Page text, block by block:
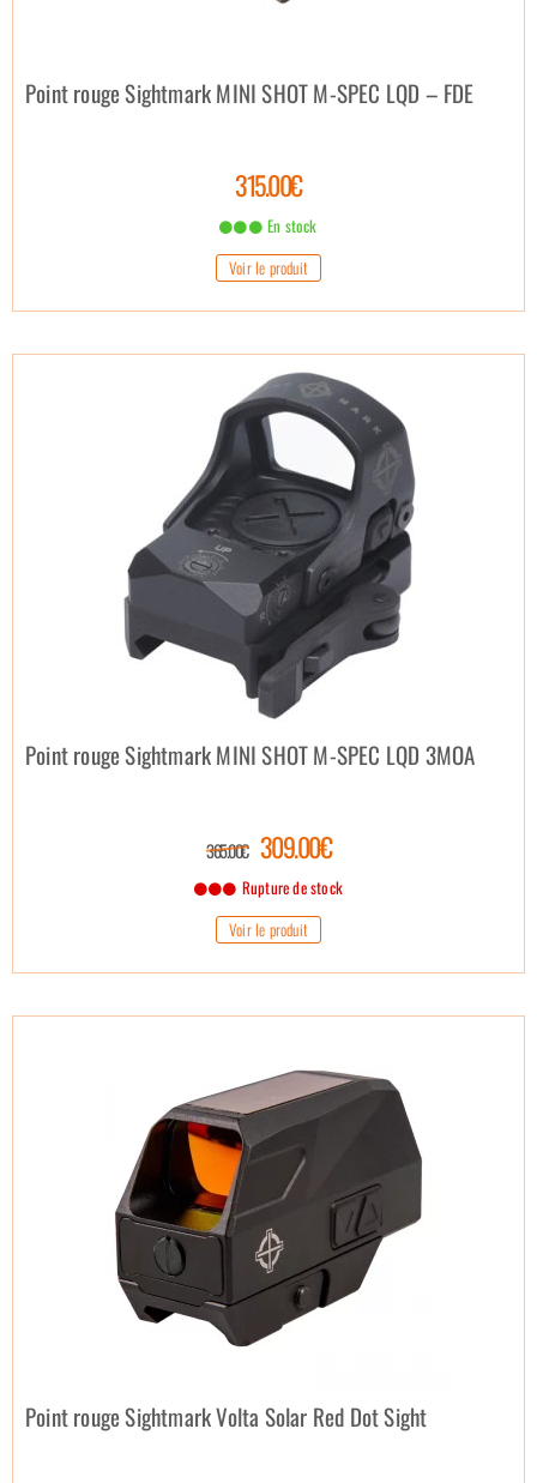
Point rouge Sightmark MINI SHOT M-SPEC LQD – FDE
315.00€
En stock
Voir le produit
Point rouge Sightmark MINI SHOT M-SPEC LQD 3MOA
365.00€ 309.00€
Rupture de stock
Voir le produit
Point rouge Sightmark Volta Solar Red Dot Sight